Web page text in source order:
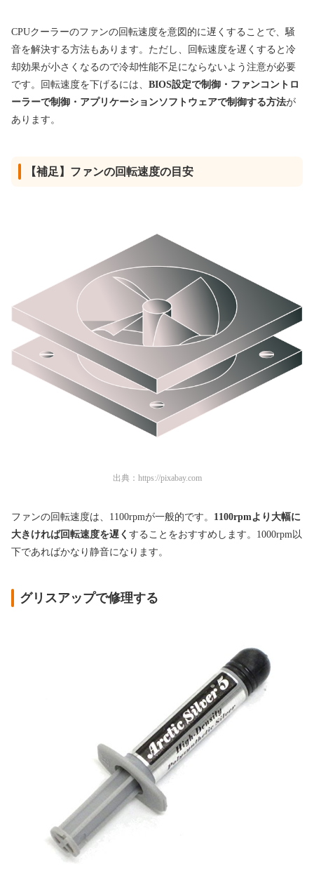
CPUクーラーのファンの回転速度を意図的に遅くすることで、騒
音を解決する方法もあります。ただし、回転速度を遅くすると冷
却効果が小さくなるので冷却性能不足にならないよう注意が必要
です。回転速度を下げるには、 BIOS設定で制御・ファンコントロ
ーラーで制御・アプリケーションソフトウェアで制御する方法が
あります。
【補足】ファンの回転速度の目安
出典： https://pixabay.com
ファンの回転速度は、1100rpmが一般的です。 1100rpmより大幅に
大きければ回転速度を遅く することをおすすめします。1000rpm以
下であればかなり静音になります。
グリスアップで修理する